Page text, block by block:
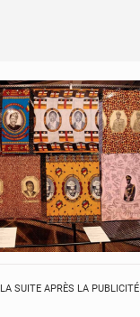
LA SUITE APRÈS LA PUBLICITÉ